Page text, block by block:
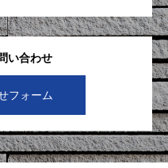
い合わせ
フォーム